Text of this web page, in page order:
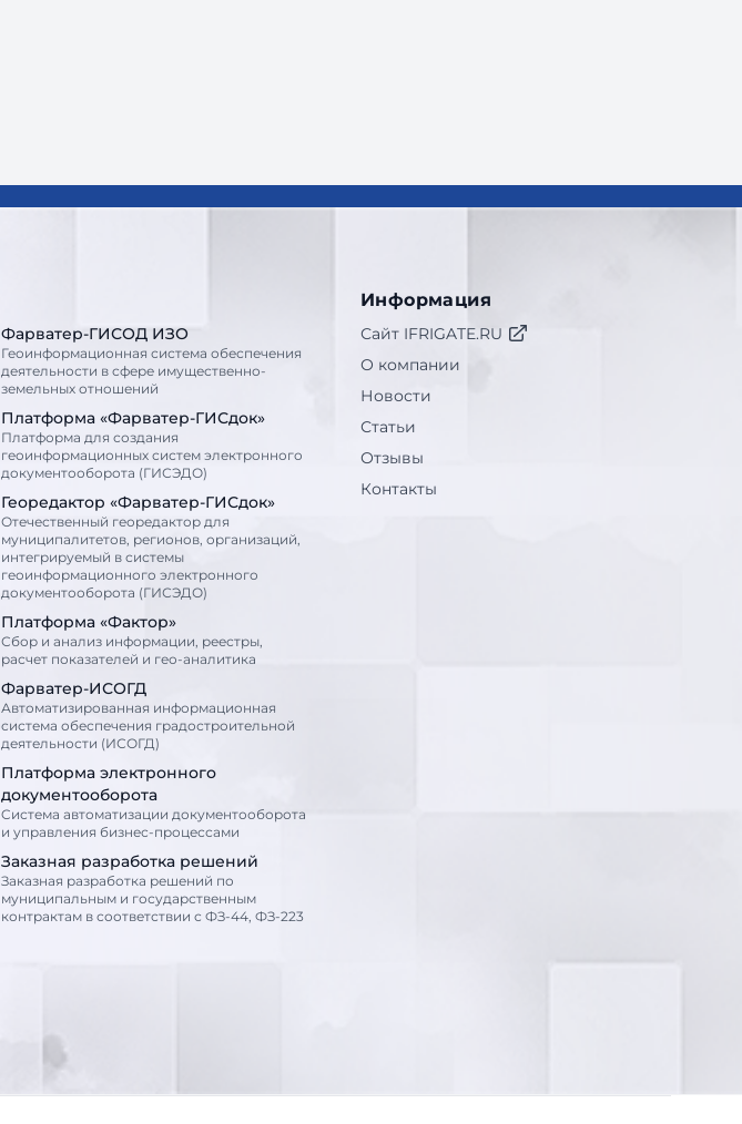
Фарватер-ГИСОД ИЗО
Геоинформационная система обеспечения
деятельности в сфере имущественно-
земельных отношений
Платформа «Фарватер-ГИСдок»
Платформа для создания
геоинформационных систем электронного
документооборота (ГИСЭДО)
Георедактор «Фарватер-ГИСдок»
Отечественный георедактор для
муниципалитетов, регионов, организаций,
интегрируемый в системы
геоинформационного электронного
документооборота (ГИСЭДО)
Платформа «Фактор»
Сбор и анализ информации, реестры,
расчет показателей и гео-аналитика
Фарватер-ИСОГД
Автоматизированная информационная
система обеспечения градостроительной
деятельности (ИСОГД)
Платформа электронного
документооборота
Cистема автоматизации документооборота
и управления бизнес-процессами
Заказная разработка решений
Заказная разработка решений по
муниципальным и государственным
контрактам в соответствии с ФЗ-44, ФЗ-223
Информация
Сайт IFRIGATE.RU
О компании
Новости
Статьи
Отзывы
Контакты